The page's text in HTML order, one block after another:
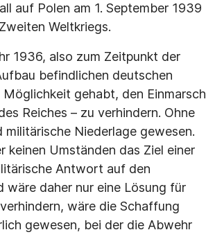
auf Polen am 1. September 1939
Weltkriegs.
1936, also zum Zeitpunkt der
befindlichen deutschen
gehabt, den Einmarsch
Reiches – zu verhindern. Ohne
Niederlage gewesen.
keinen Umständen das Ziel einer
Antwort auf den
wäre daher nur eine Lösung für
wäre die Schaffung
gewesen, bei der die Abwehr